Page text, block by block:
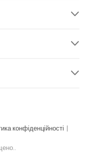
конфіденційності